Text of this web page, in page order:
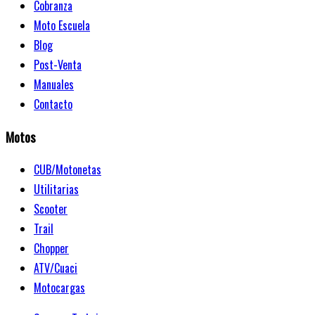
Cobranza
Moto Escuela
Blog
Post-Venta
Manuales
Contacto
Motos
CUB/Motonetas
Utilitarias
Scooter
Trail
Chopper
ATV/Cuaci
Motocargas